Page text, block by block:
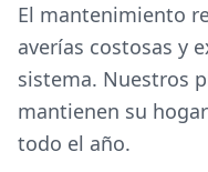
El mantenimiento
averías costosas y
sistema. Nuestros
mantienen su
todo el año.